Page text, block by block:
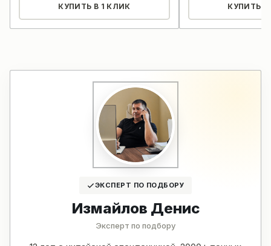
КУПИТЬ В 1 КЛИК КУПИТЬ В
ЭКСПЕРТ ПО ПОДБОРУ
Измайлов Денис
Эксперт по подбору